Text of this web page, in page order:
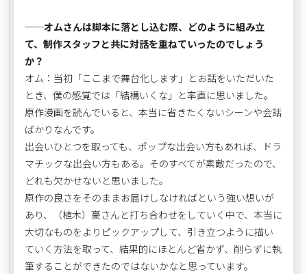
──オムさんは脚本に落とし込む際、どのように組み立
て、制作スタッフと共に対話を重ねていったのでしょう
か？
オム：当初「ここまで舞台化します」とお話をいただいた
とき、僕の感覚では「結構いくな」と率直に思いました。
原作漫画を読んでいると、本当に省きたくないシーンや会話
ばかりなんです。
出会いひとつを取っても、ポップな出会い方もあれば、ドラ
マチックな出会い方もある。そのすべてが素敵だったので、
どれも欠かせないと思いました。
原作の良さをそのままお届けしなければという強い想いが
あり、（植木）豪さんと打ち合わせをしていく中で、本当に
大切なものをよりピックアップして、引き立つように描い
ていく方法を取って、結果的にほとんど省かず、削らずに執
筆することができたのではないかなと思っています。